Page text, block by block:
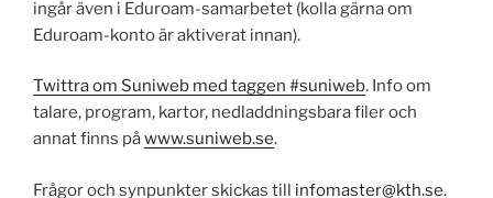
ingår även i Eduroam-samarbetet (kolla gärna om
Eduroam-konto är aktiverat innan).
Twittra om Suniweb med taggen #suniweb. Info om
talare, program, kartor, nedladdningsbara filer och
annat finns påwww.suniweb.se.
Frågor och synpunkter skickas till infomaster@kth.se.